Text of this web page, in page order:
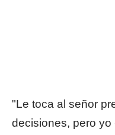
"Le toca al señor
decisiones, pero